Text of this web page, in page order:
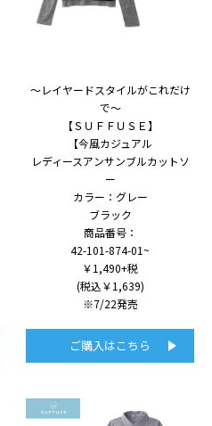
～レイヤードスタイルがこれだけ
で～
【ＳＵＦＦＵＳＥ】
【今風カジュアル
レディースアンサンブルカットソ
ー
カラー：グレー
ブラック
商品番号：
42-101-874-01~
￥1,490+税
(税込￥1,639)
※7/22発売
ご購入はこちら